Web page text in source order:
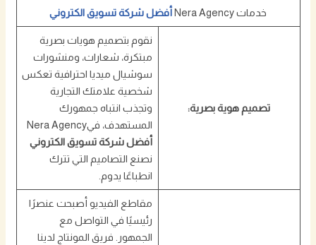
خدمات Nera Agency أفضل شركة تسويق الكتروني
تصميم هوية بصرية:
نقوم بتصميم هويات بصرية
مبتكرة، شعارات، ومنشورات
سوشيال ميديا احترافية تعكس
شخصية علامتك التجارية
وتجذب انتباه جمهورك
المستهدف، فيNera Agency
أفضل شركة تسويق الكتروني
نصنع التصاميم التي تترك
انطباعًا يدوم.
مقاطع الفيديو أصبحت عنصرًا
رئيسيًا في التواصل مع
الجمهور. فريق المونتاج لدينا